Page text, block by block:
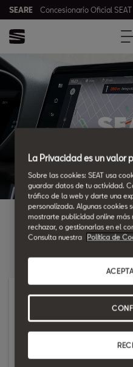
SEARE Concesionario Oficial SEAT
¿DONDE
Concesionario
CARRETERA. MADRID-
46340 REQUENA
Mostrar en el mapa
La Privacidad es un valor
Sobre las cookies: SEAT usa
guardar datos de tu actividad.
tráfico de la web y darte una
personalizada. Algunas cookies
mostrarte publicidad online más
rechazar, o gestionarlas en el
Consulta nuestra
Política de